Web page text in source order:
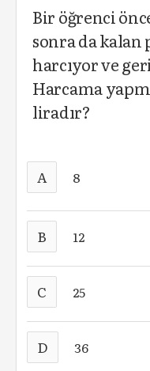
Bir öğrenci
sonra da kalan
harcıyor ve
Harcama
liradır?
A 8
B 12
C 25
D 36